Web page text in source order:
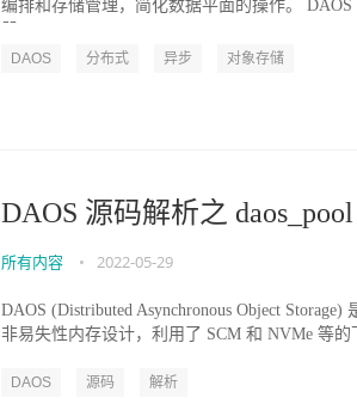
编排和存储管理，简化数据平面的操作。
DAOS 分布式 异步 对象存储
DAOS 源码解析之 daos_pool
所有内容 • 2022-05-29
DAOS (Distributed Asynchronous Object
非易失性内存设计，利用了 SCM 和 NVMe 等的
DAOS 源码 解析